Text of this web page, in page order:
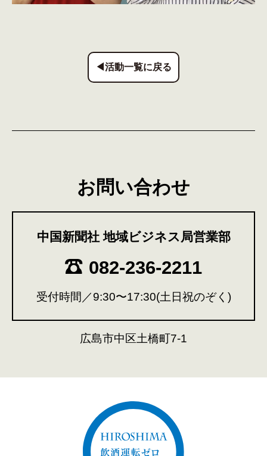
◀活動一覧に戻る
お問い合わせ
中国新聞社 地域ビジネス局営業部
082-236-2211
受付時間／9:30〜17:30(土日祝のぞく)
広島市中区土橋町7-1